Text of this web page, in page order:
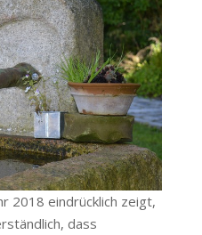
2018 eindrücklich zeigt,
dass